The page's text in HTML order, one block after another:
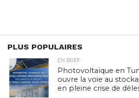
PLUS POPULAIRES
EN BREF
Photovoltaïque en
ouvre la voie au
en pleine crise de